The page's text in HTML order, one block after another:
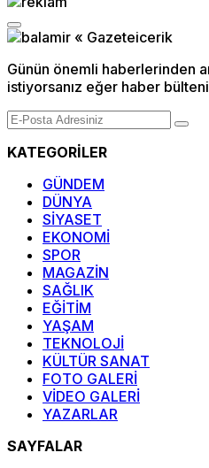
Günün önemli haberlerinden
istiyorsanız eğer haber
KATEGORİLER
GÜNDEM
DÜNYA
SİYASET
EKONOMİ
SPOR
MAGAZİN
SAĞLIK
EĞİTİM
YAŞAM
TEKNOLOJİ
KÜLTÜR SANAT
FOTO GALERİ
VİDEO GALERİ
YAZARLAR
SAYFALAR